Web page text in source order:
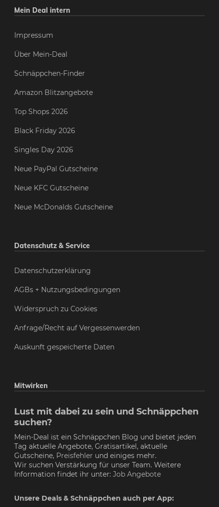
Mein Deal intern
Impressum
Über Mein-Deal
Schnäppchen-Finder
Amazon Blitzangebote
Top Shops 2026
Black Friday 2026
Singles Day 2026
Neue PayPal Gutscheine
Neue KFC Gutscheine
Neue McDonalds Gutscheine
Datenschutz & Service
Datenschutzerklärung
AGBs + Nutzungsbedingungen
Widerspruch zu Cookies
Anfrage/Recht auf Vergessenwerden
Auskunft gespeicherte Daten
Mitwirken
Lust mit dabei zu sein und Schnäppchen
suchen?
Mein-Deal ist ein Schnäppchen Blog und bietet jeden
Tag aktuelle Angebote, Gratisartikel, aktuelle
Gutscheine, Preisfehler und einiges mehr.
Wir suchen Verstärkung für unser Team. Weitere
Information findet ihr unter: Job Angebote
Unsere Deals & Schnäppchen auch per App: